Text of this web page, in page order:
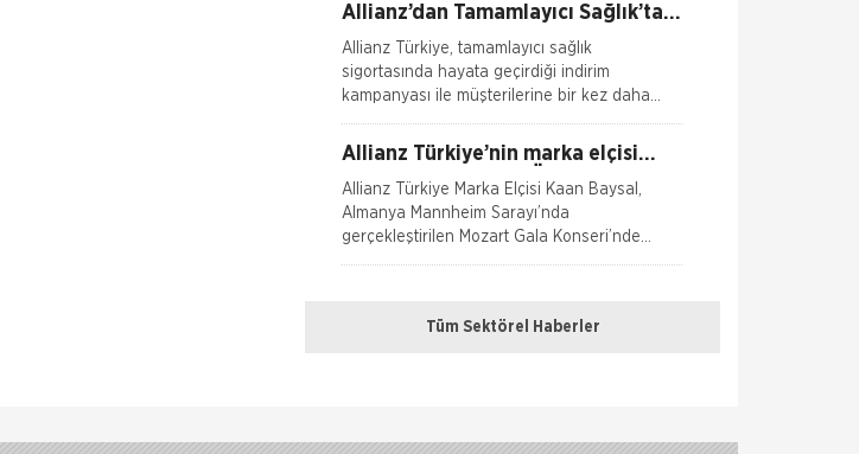
Allianz’dan Tamamlayıcı Sağlık’ta
yüzde 25 indirim
Allianz Türkiye, tamamlayıcı sağlık
sigortasında hayata geçirdiği indirim
kampanyası ile müşterilerine bir kez daha
“Allianz Seninle” diyor. 31 Aralık 2019 tarihi
Allianz Türkiye’nin marka elçisi
‘2019 Mozart Solist Ödülü’nü
kazandı
Allianz Türkiye Marka Elçisi Kaan Baysal,
Almanya Mannheim Sarayı’nda
gerçekleştirilen Mozart Gala Konseri’nde
“2019 Mozart Solist Ödülü”ne
eğitimi için koştu
Allianz Türkiye, bu yıl 41. kez düzenlenen
Tüm Sektörel Haberler